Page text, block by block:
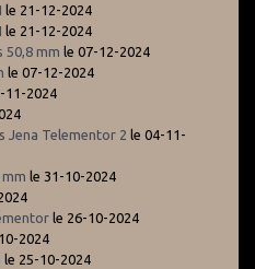
le 21-12-2024
le 21-12-2024
50,8 mm le 07-12-2024
le 07-12-2024
11-2024
Jena Telementor 2 le 04-11-
mm le 31-10-2024
le 26-10-2024
2024
le 25-10-2024